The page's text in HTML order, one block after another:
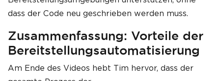
dass der Code neu geschrieben werden muss.
Zusammenfassung: Vorteile der
Bereitstellungsautomatisierung
Am Ende des Videos hebt Tim hervor, dass der